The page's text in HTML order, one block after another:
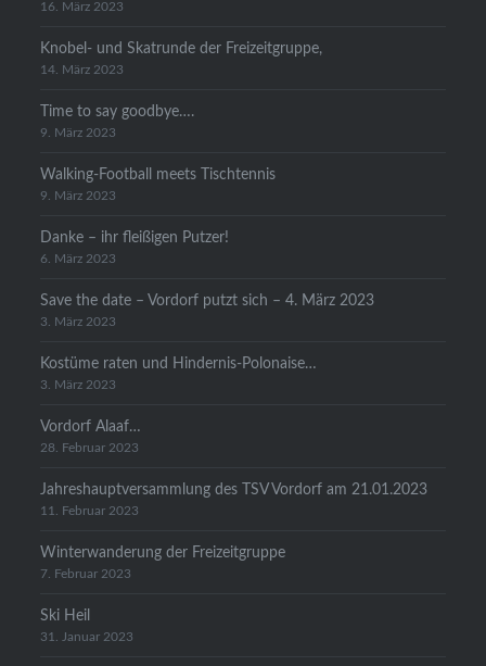
16. März 2023
Knobel- und Skatrunde der Freizeitgruppe,
14. März 2023
Time to say goodbye….
9. März 2023
Walking-Football meets Tischtennis
9. März 2023
Danke – ihr fleißigen Putzer!
6. März 2023
Save the date – Vordorf putzt sich – 4. März 2023
3. März 2023
Kostüme raten und Hindernis-Polonaise…
3. März 2023
Vordorf Alaaf…
28. Februar 2023
Jahreshauptversammlung des TSV Vordorf am 21.01.2023
11. Februar 2023
Winterwanderung der Freizeitgruppe
7. Februar 2023
Ski Heil
31. Januar 2023